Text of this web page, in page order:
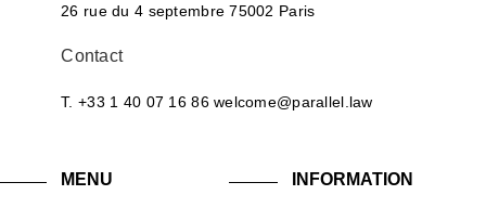
26 rue du 4 septembre 75002 Paris
Contact
T. +33 1 40 07 16 86 welcome@parallel.law
MENU INFORMATION